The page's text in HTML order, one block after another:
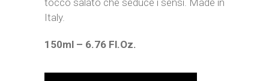
tocco salato che seduce i sensi. Made in
Italy.
150ml – 6.76 Fl.Oz.